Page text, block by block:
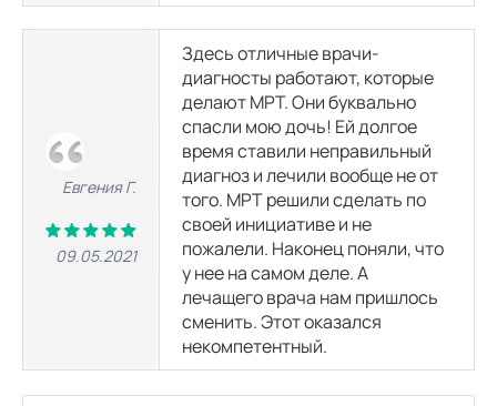
7150р.
3250р.
КТ мягких тканей шеи
3900 р.
7150
3900р.
КТ грудной клетки
3250
КТ забрюшинного пространства
7150р.
3900р.
Евгения Г.
09.05.2021
Здесь отличные врачи-
диагносты работают, которые
делают МРТ. Они буквально
спасли мою дочь! Ей долгое
время ставили неправильный
диагноз и лечили вообще не от
того. МРТ решили сделать по
своей инициативе и не
пожалели. Наконец поняли, что
у нее на самом деле. А
лечащего врача нам пришлось
сменить. Этот оказался
некомпетентный.